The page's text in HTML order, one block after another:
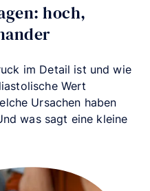
hoch,
im Detail ist und wie
Wert
Ursachen haben
was sagt eine kleine